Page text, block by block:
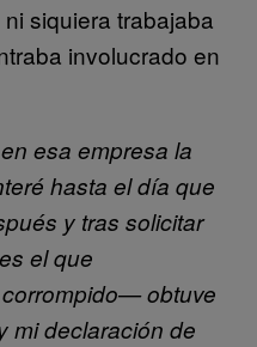
siquiera trabajaba
involucrado en
esa empresa la
hasta el día que
y tras solicitar
el que
obtuve
mi declaración de